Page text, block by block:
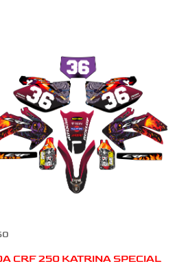
CRF 250 KATRINA SPECIAL